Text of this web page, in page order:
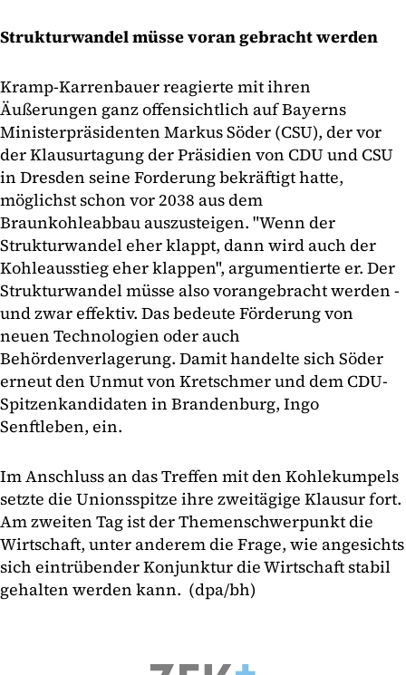
Strukturwandel müsse voran gebracht werden
Kramp-Karrenbauer reagierte mit ihren
Äußerungen ganz offensichtlich auf Bayerns
Ministerpräsidenten Markus Söder (CSU), der vor
der Klausurtagung der Präsidien von CDU und CSU
in Dresden seine Forderung bekräftigt hatte,
möglichst schon vor 2038 aus dem
Braunkohleabbau auszusteigen. "Wenn der
Strukturwandel eher klappt, dann wird auch der
Kohleausstieg eher klappen", argumentierte er. Der
Strukturwandel müsse also vorangebracht werden -
und zwar effektiv. Das bedeute Förderung von
neuen Technologien oder auch
Behördenverlagerung. Damit handelte sich Söder
erneut den Unmut von Kretschmer und dem CDU-
Spitzenkandidaten in Brandenburg, Ingo
Senftleben, ein.
Im Anschluss an das Treffen mit den Kohlekumpels
setzte die Unionsspitze ihre zweitägige Klausur fort.
Am zweiten Tag ist der Themenschwerpunkt die
Wirtschaft, unter anderem die Frage, wie angesichts
sich eintrübender Konjunktur die Wirtschaft stabil
gehalten werden kann. (dpa/bh)